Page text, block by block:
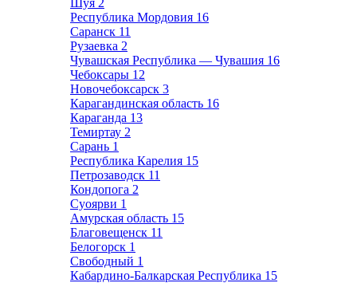
Шуя 2
Республика Мордовия 16
Саранск 11
Рузаевка 2
Чувашская Республика — Чувашия 16
Чебоксары 12
Новочебоксарск 3
Карагандинская область 16
Караганда 13
Темиртау 2
Сарань 1
Республика Карелия 15
Петрозаводск 11
Кондопога 2
Суоярви 1
Амурская область 15
Благовещенск 11
Белогорск 1
Свободный 1
Кабардино-Балкарская Республика 15